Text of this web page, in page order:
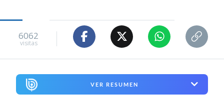
6062
visitas
VER RESUMEN